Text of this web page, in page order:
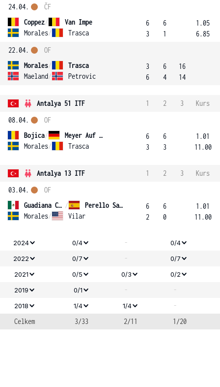
24.04.
Coppez/
Van Impe
Morales/ Trasca
ČF
6
3
6
1
1.05
6.85
22.04.
Morales/
Trasca
Maeland/ Petrovic
OF
3
6
6
4
16
14
Antalya 51 ITF 1 2 3
Kurs
08.04.
Bojica/
Meyer Auf Der Heide
Morales/ Trasca
OF
6
3
6
3
1.01
11.00
Antalya 13 ITF 1 2 3
Kurs
03.04.
Guadiana Campos /
Perello Saavedra
Morales/ Vilar
OF
6
2
6
0
1.01
11.00
2024 0/4 -
0/4
2022
0/7 -
0/7
2021
0/5 0/3
0/2
2019
0/1 - -
2018 1/4 1/4
-
Celkem
3/33 2/11 1/20